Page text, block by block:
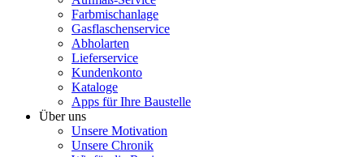
Farbmischanlage
Gasflaschenservice
Abholarten
Lieferservice
Kundenkonto
Kataloge
Apps für Ihre Baustelle
Über uns
Unsere Motivation
Unsere Chronik